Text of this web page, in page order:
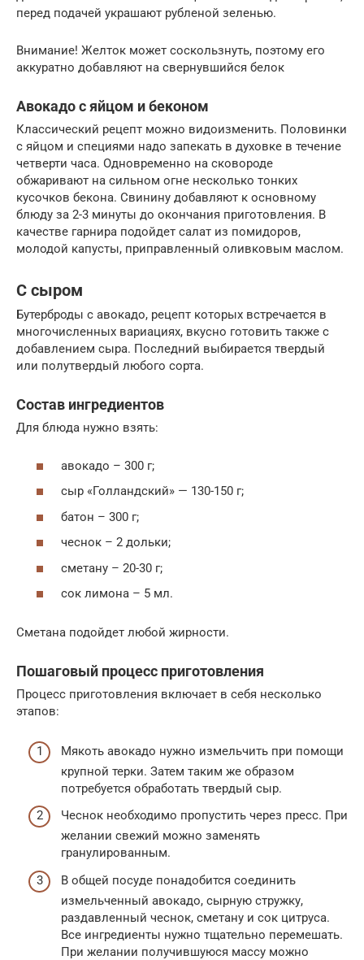
перед подачей украшают рубленой зеленью.
Внимание! Желток может соскользнуть, поэтому его
аккуратно добавляют на свернувшийся белок
Авокадо с яйцом и беконом
Классический рецепт можно видоизменить. Половинки
с яйцом и специями надо запекать в духовке в течение
четверти часа. Одновременно на сковороде
обжаривают на сильном огне несколько тонких
кусочков бекона. Свинину добавляют к основному
блюду за 2-3 минуты до окончания приготовления. В
качестве гарнира подойдет салат из помидоров,
молодой капусты, приправленный оливковым маслом.
С сыром
Бутерброды с авокадо, рецепт которых встречается в
многочисленных вариациях, вкусно готовить также с
добавлением сыра. Последний выбирается твердый
или полутвердый любого сорта.
Состав ингредиентов
Для блюда нужно взять:
авокадо – 300 г;
сыр «Голландский» — 130-150 г;
батон – 300 г;
чеснок – 2 дольки;
сметану – 20-30 г;
сок лимона – 5 мл.
Сметана подойдет любой жирности.
Пошаговый процесс приготовления
Процесс приготовления включает в себя несколько
этапов:
Мякоть авокадо нужно измельчить при помощи
крупной терки. Затем таким же образом
потребуется обработать твердый сыр.
Чеснок необходимо пропустить через пресс. При
желании свежий можно заменять
гранулированным.
В общей посуде понадобится соединить
измельченный авокадо, сырную стружку,
раздавленный чеснок, сметану и сок цитруса.
Все ингредиенты нужно тщательно перемешать.
При желании получившуюся массу можно